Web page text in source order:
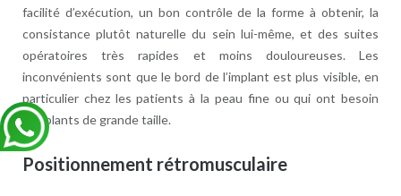
facilité d’exécution, un bon contrôle de la forme à obtenir, la
consistance plutôt naturelle du sein lui-même, et des suites
opératoires très rapides et moins douloureuses. Les
inconvénients sont que le bord de l’implant est plus visible, en
particulier chez les patients à la peau fine ou qui ont besoin
d’implants de grande taille.
Positionnement rétromusculaire